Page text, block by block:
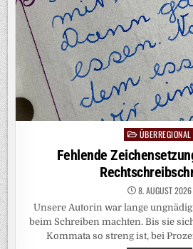
Posted
in
ÜBERREGIONAL
Fehlende
8. AUGUST 2026
Unsere Autorin war lange
beim Schreiben machten. Bis sie
Kommata so streng ist, bei